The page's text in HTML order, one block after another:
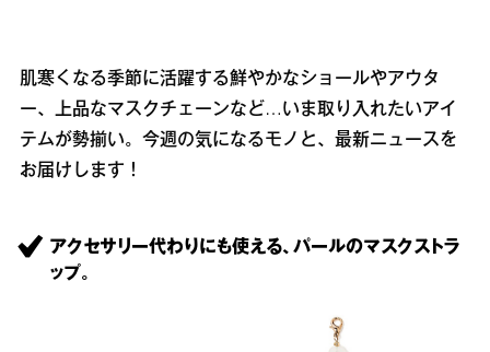
肌寒くなる季節に活躍する鮮やかなショールやアウタ
ー、上品なマスクチェーンなど…いま取り入れたいアイ
テムが勢揃い。今週の気になるモノと、最新ニュースを
お届けします！
アクセサリー代わりにも使える、パールのマスクストラ
ップ。